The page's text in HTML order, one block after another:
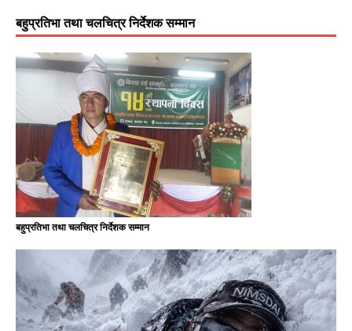
बहुप्रतिभा तथा चलचित्र निर्देशक सम्मान
बहुप्रतिभा तथा चलचित्र निर्देशक सम्मान